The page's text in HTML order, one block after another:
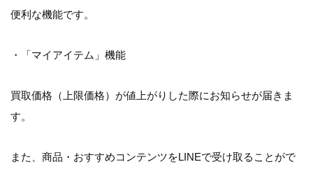
便利な機能です。
・「マイアイテム」機能
買取価格（上限価格）が値上がりした際にお知らせが届きま
す。
また、商品・おすすめコンテンツをLINEで受け取ることがで